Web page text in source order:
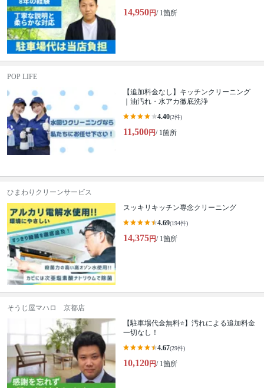
14,950円/ 1箇所
POP LIFE
【追加料金なし】キッチンクリーニング
｜油汚れ・水アカ徹底洗浄
4.40(2件)
11,500円/ 1箇所
ひまわりクリーンサービス
スッキリキッチン専念クリーニング
4.69(194件)
14,375円/ 1箇所
そうじ屋マハロ 京都店
【駐車場代金無料⭐️】汚れによる追加料金
一切なし！
4.67(29件)
10,120円/ 1箇所